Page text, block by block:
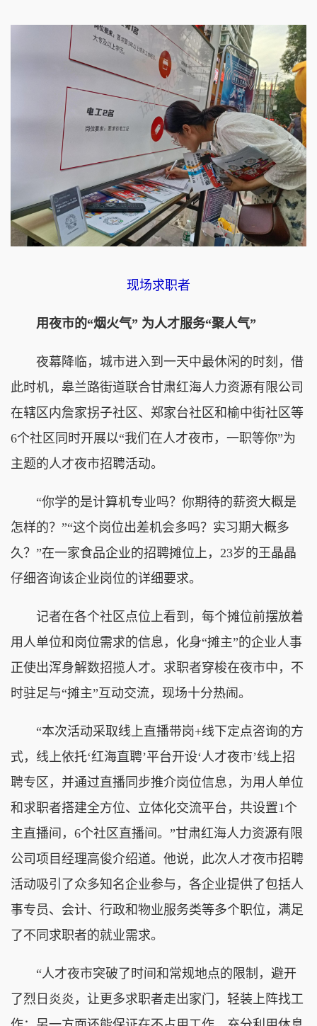
现场求职者
用夜市的“烟火气” 为人才服务“聚人气”
夜幕降临，城市进入到一天中最休闲的时刻，借
此时机，皋兰路街道联合甘肃红海人力资源有限公司
在辖区内詹家拐子社区、郑家台社区和榆中街社区等
6个社区同时开展以“我们在人才夜市，一职等你”为
主题的人才夜市招聘活动。
“你学的是计算机专业吗？你期待的薪资大概是
怎样的？”“这个岗位出差机会多吗？实习期大概多
久？”在一家食品企业的招聘摊位上，23岁的王晶晶
仔细咨询该企业岗位的详细要求。
记者在各个社区点位上看到，每个摊位前摆放着
用人单位和岗位需求的信息，化身“摊主”的企业人事
正使出浑身解数招揽人才。求职者穿梭在夜市中，不
时驻足与“摊主”互动交流，现场十分热闹。
“本次活动采取线上直播带岗+线下定点咨询的方
式，线上依托‘红海直聘’平台开设‘人才夜市’线上招
聘专区，并通过直播同步推介岗位信息，为用人单位
和求职者搭建全方位、立体化交流平台，共设置1个
主直播间，6个社区直播间。”甘肃红海人力资源有限
公司项目经理高俊介绍道。他说，此次人才夜市招聘
活动吸引了众多知名企业参与，各企业提供了包括人
事专员、会计、行政和物业服务类等多个职位，满足
了不同求职者的就业需求。
“人才夜市突破了时间和常规地点的限制，避开
了烈日炎炎，让更多求职者走出家门，轻装上阵找工